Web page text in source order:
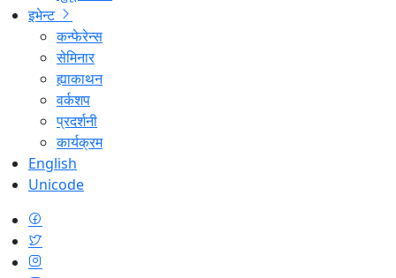
इभेन्ट
कन्फेरेन्स
सेमिनार
ह्याकाथन
वर्कशप
प्रदर्शनी
कार्यक्रम
English
Unicode